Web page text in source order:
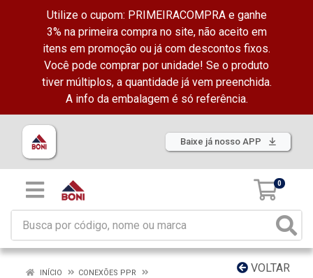
Utilize o cupom: PRIMEIRACOMPRA e ganhe
3% na primeira compra no site, não aceito em
itens em promoção ou já com descontos fixos.
Você pode comprar por unidade! Se o produto
tiver múltiplos, a quantidade já vem preenchida.
A info da embalagem é só referência.
Baixe já nosso APP
0
VOLTAR
INÍCIO
CONEXÕES PPR